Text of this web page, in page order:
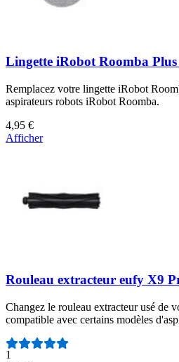
Lingette iRobot Roomba Plus
Remplacez votre lingette iRobot
aspirateurs robots iRobot Roomba.
4,95 €
Afficher
Rouleau extracteur eufy X9
Changez le rouleau extracteur usé de
compatible avec certains modèles
Nombre d'avis :
1